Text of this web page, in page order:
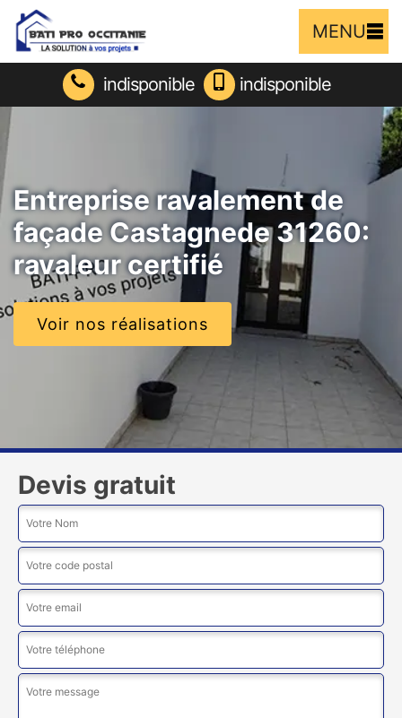
MENU
indisponible indisponible
Entreprise ravalement de
façade Castagnede 31260:
ravaleur certifié
Voir nos réalisations
Devis gratuit